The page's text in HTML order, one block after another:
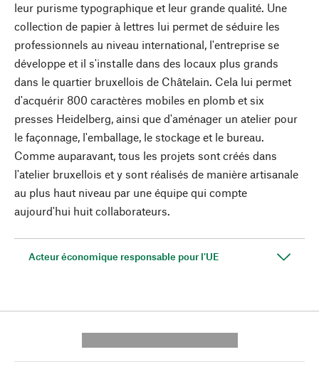
leur purisme typographique et leur grande qualité. Une
collection de papier à lettres lui permet de séduire les
professionnels au niveau international, l'entreprise se
développe et il s'installe dans des locaux plus grands
dans le quartier bruxellois de Châtelain. Cela lui permet
d'acquérir 800 caractères mobiles en plomb et six
presses Heidelberg, ainsi que d'aménager un atelier pour
le façonnage, l'emballage, le stockage et le bureau.
Comme auparavant, tous les projets sont créés dans
l'atelier bruxellois et y sont réalisés de manière artisanale
au plus haut niveau par une équipe qui compte
aujourd'hui huit collaborateurs.
Acteur économique responsable pour l'UE